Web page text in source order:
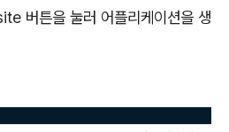
버튼을 눌러 어플리케이션을 생